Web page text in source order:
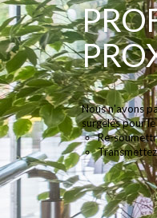
Nous n'avons
surgelés pour
Re-